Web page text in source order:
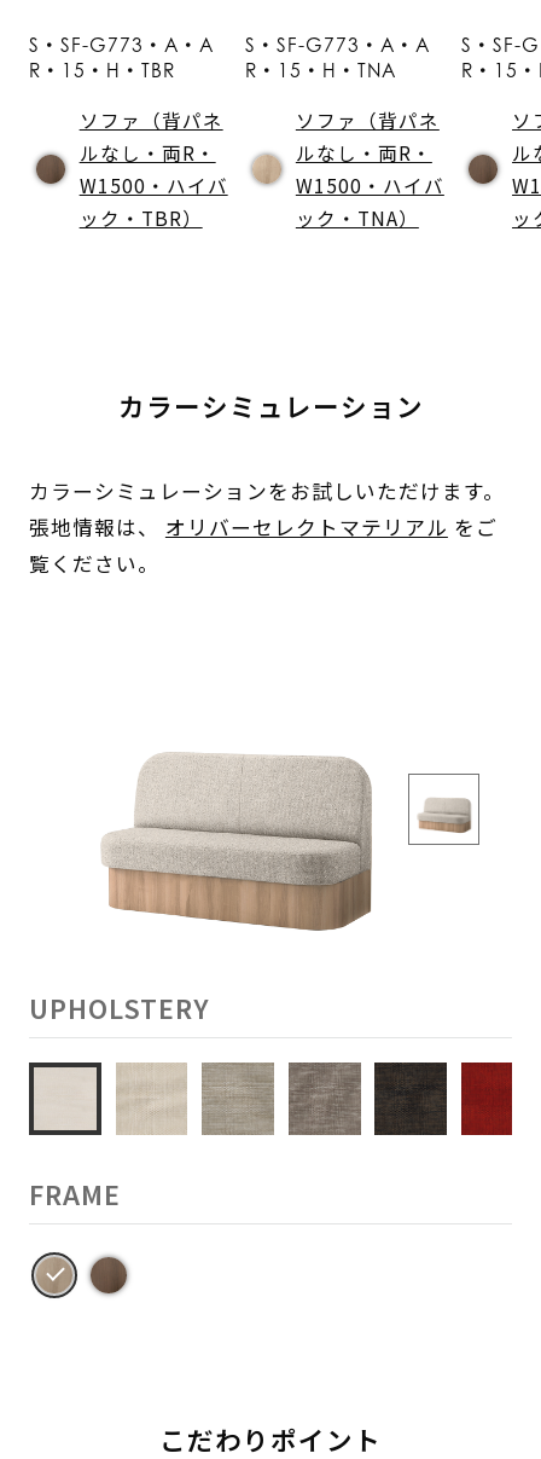
S・SF-G773・A・A
R・15・H・TBR
ソファ（背パネ
ルなし・両R・
W1500・ハイバ
ック・TBR）
S・SF-G773・A・A
R・15・H・TNA
ソファ（背パネ
ルなし・両R・
W1500・ハイバ
ック・TNA）
S・SF-
R・15・
ソ
ル
ッ
カラーシミュレーション
カラーシミュレーションをお試しいただけます。
張地情報は、 オリバーセレクトマテリアル をご
覧ください。
UPHOLSTERY
FRAME
こだわりポイント